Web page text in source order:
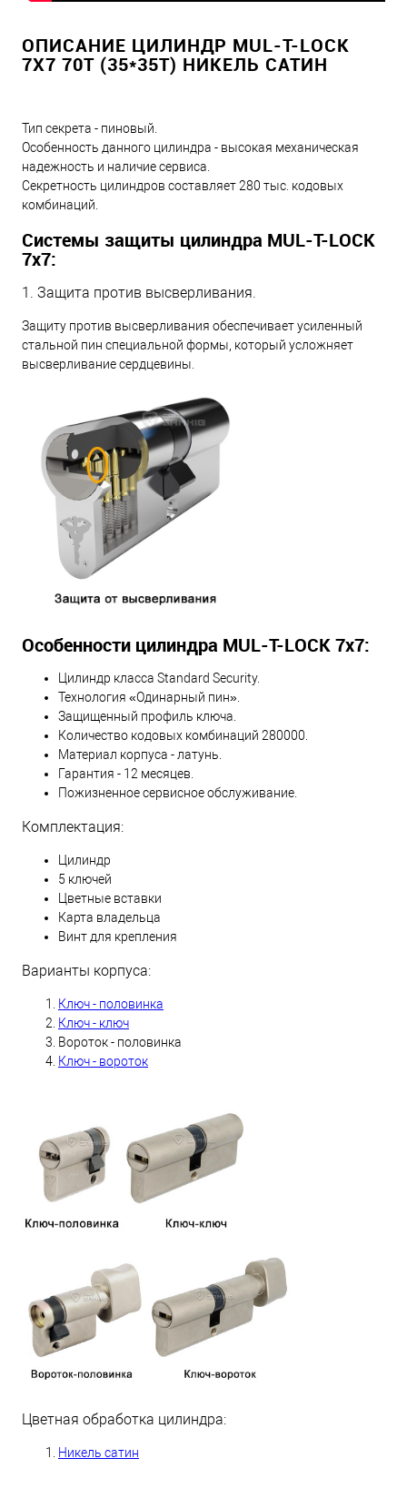
ОПИСАНИЕ ЦИЛИНДР MUL-T-LOCK
7X7 70T (35*35T) НИКЕЛЬ САТИН
Тип секрета - пиновый.
Особенность данного цилиндра - высокая механическая
надежность и наличие сервиса.
Секретность цилиндров составляет 280 тыс. кодовых
комбинаций.
Системы защиты цилиндра MUL-T-LOCK
7х7:
1. Защита против высверливания.
Защиту против высверливания обеспечивает усиленный
стальной пин специальной формы, который усложняет
высверливание сердцевины.
Особенности цилиндра MUL-T-LOCK 7х7:
Цилиндр класса Standard Security.
Технология «Одинарный пин».
Защищенный профиль ключа.
Количество кодовых комбинаций 280000.
Материал корпуса - латунь.
Гарантия - 12 месяцев.
Пожизненное сервисное обслуживание.
Комплектация:
Цилиндр
5 ключей
Цветные вставки
Карта владельца
Винт для крепления
Варианты корпуса:
Ключ - половинка
Ключ - ключ
Вороток - половинка
Ключ - вороток
Цветная обработка цилиндра:
Никель сатин